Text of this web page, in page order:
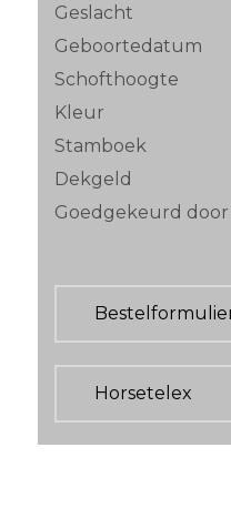
Geslacht
Geboortedatum
Schofthoogte
Kleur
Stamboek
Dekgeld
Goedgekeurd door
Horsetelex